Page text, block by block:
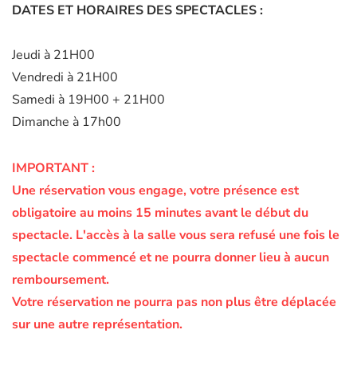
DATES ET HORAIRES DES SPECTACLES :
Jeudi à 21H00
Vendredi à 21H00
Samedi à 19H00 + 21H00
Dimanche à 17h00
IMPORTANT :
Une réservation vous engage, votre présence est
obligatoire au moins 15 minutes avant le début du
spectacle. L'accès à la salle vous sera refusé une fois le
spectacle commencé et ne pourra donner lieu à aucun
remboursement.
Votre réservation ne pourra pas non plus être déplacée
sur une autre représentation.